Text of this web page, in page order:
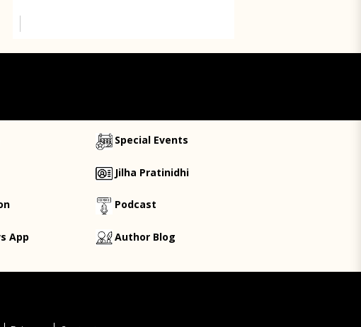
App
Special Events
Jilha Pratinidhi
Podcast
Author Blog